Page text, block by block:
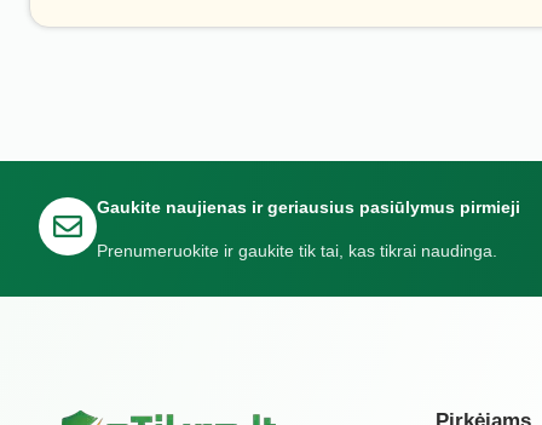
Gaukite naujienas ir geriausius pasiūlymus pirmieji
Prenumeruokite ir gaukite tik tai, kas tikrai naudinga.
Pirkėjams